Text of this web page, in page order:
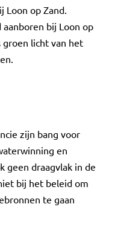
Loon op Zand.
bij Loon op
groen licht van het
zijn bang voor
en
geen draagvlak in de
bij het beleid om
te gaan